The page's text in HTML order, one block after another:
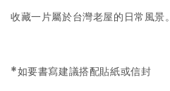
收藏一片屬於台灣老屋的日常風景。
*如要書寫建議搭配貼紙或信封